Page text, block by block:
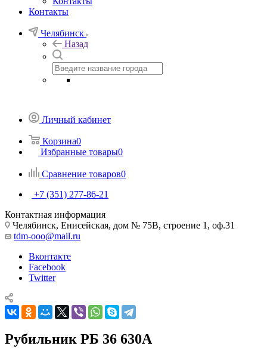
Контакты
Челябинск
Назад
Личный кабинет
Корзина0
Избранные товары0
Сравнение товаров0
+7 (351) 277-86-21
Контактная информация
Челябинск, Енисейская, дом № 75В, строение 1, оф.31
tdm-ooo@mail.ru
Вконтакте
Facebook
Twitter
Рубильник РБ 36 630А